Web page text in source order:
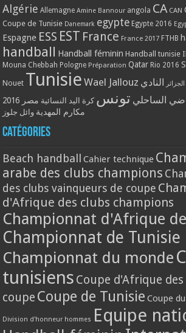
Algérie Allemagne Amine Bannour angola CA CAN
Coupe de Tunisie Danemark egypte Egypte 2016
Espagne ESS EST France France 2017 FTHB
handball Handball féminin Handball tunisie
Mouna Chebbah Pologne Préparation Qatar Rio 2016
Nouet Tunisie Wael Jallouz الجزائر النادي
الساحلي تونس كرة اليد النسائية مصر 2016
مكارم المهدية وائل جلوز
Catégories
Beach handball Cahier technique
arabe des clubs champions
des clubs vainqueurs de coupe
d'Afrique des clubs champions
Championnat d'Afrique
Championnat de Tunisie
Championnat du monde
tunisiens Coupe d'Afrique
coupe Coupe de Tunisie Coupe
Division d'honneur hommes Equipe